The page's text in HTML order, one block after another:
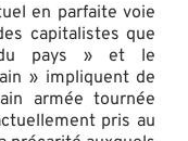
en parfaite voie
capitalistes que
pays » et le
» impliquent de
armée tournée
pris au